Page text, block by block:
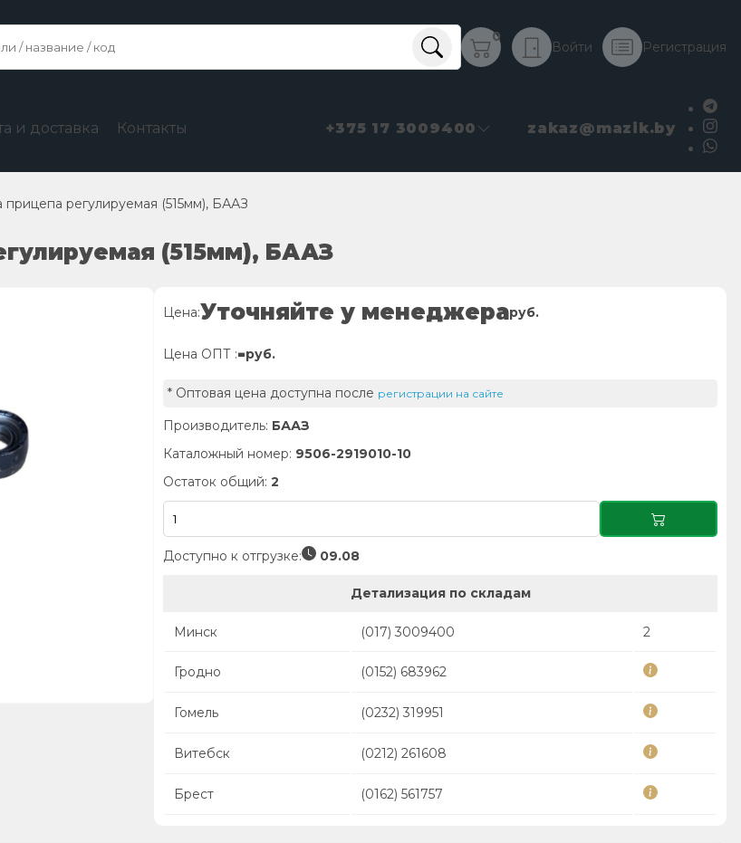
0
Войти Регистрация
и доставка Контакты +375 17 3009400 zakaz@mazik.by
прицепа регулируемая (515мм), БААЗ
(515мм), БААЗ
Цена:Уточняйте у менеджераруб.
Цена ОПТ :-руб.
* Оптовая цена доступна после регистрации на сайте
Производитель: БААЗ
Каталожный номер: 9506-2919010-10
Остаток общий: 2
Доступно к отгрузке: 09.08
Детализация по складам
Минск (017) 3009400 2
Гродно (0152) 683962
Гомель (0232) 319951
Витебск (0212) 261608
Брест (0162) 561757